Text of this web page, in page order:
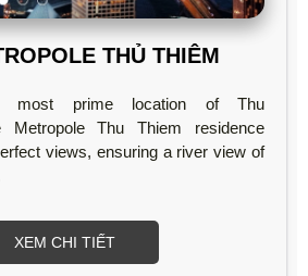
THỦ THIÊM
most prime location of Thu
Metropole Thu Thiem residence
views, ensuring a river view of
XEM CHI TIẾT